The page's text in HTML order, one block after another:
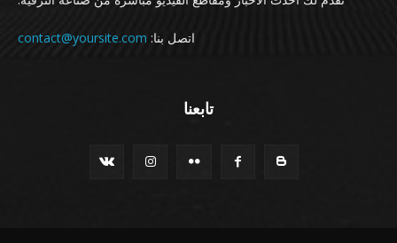
اتصل بنا: contact@yoursite.com
تابعنا